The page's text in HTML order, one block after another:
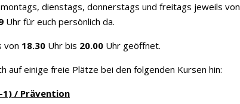
dienstags, donnerstags und freitags jeweils von
Uhr für euch persönlich da.
von 18.30 Uhr bis 20.00 Uhr geöffnet.
auf einige freie Plätze bei den folgenden Kursen hin:
1) / Prävention